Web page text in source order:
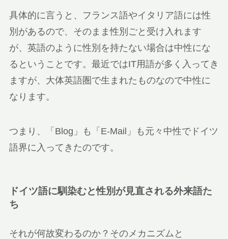
具体的に言うと、フランス語やイタリア語には性
別があるので、そのまま性別ごと受け入れます
が、英語のように性別を持たない場合は中性にな
るということです。最近ではIT用語が多く入ってき
ますが、大体英語圏で生まれたものなので中性に
なります。
つまり、「Blog」も「E-Mail」も元々中性でドイツ
語界に入ってきたのです。
ドイツ語に馴染むと性別が見直される外来語た
ち
それが何故変わるのか？そのメカニズムと